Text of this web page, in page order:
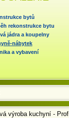
bytů
rekonstrukce bytu
jádra a koupelny
nábytek
a vybavení
výroba kuchyní -